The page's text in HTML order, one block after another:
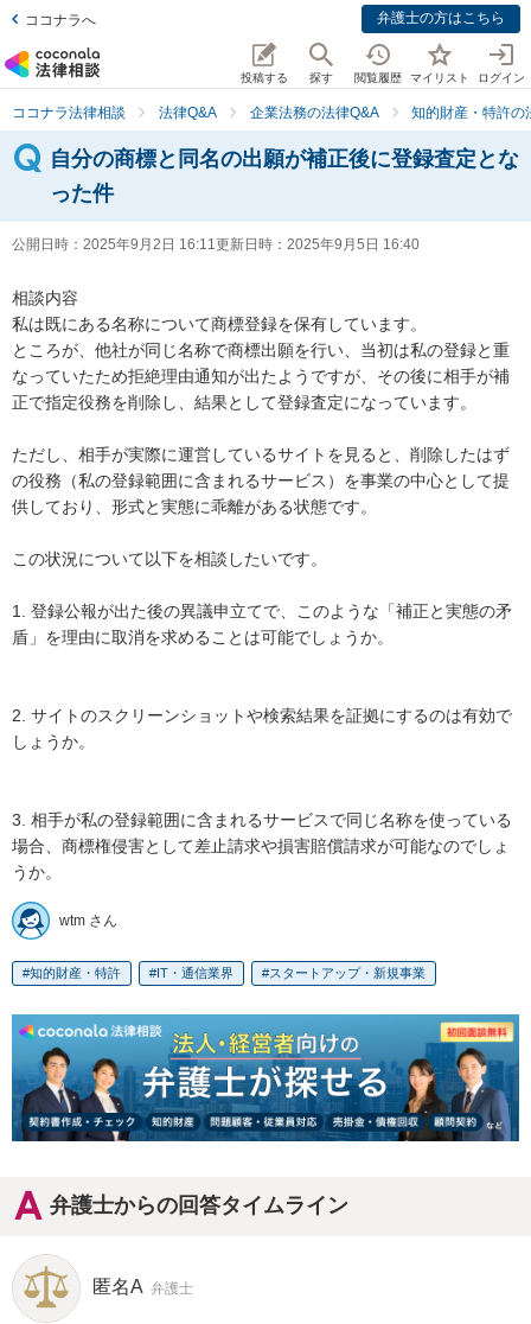
ココナラへ 弁護士の方はこちら
投稿する 探す 閲覧履歴 マイリスト ログイン
ココナラ法律相談 法律Q&A 企業法務の法律Q&A 知的財産・特許の
自分の商標と同名の出願が補正後に登録査定とな
った件
公開日時： 2025年9月2日 16:11更新日時： 2025年9月5日 16:40
相談内容
私は既にある名称について商標登録を保有しています。
ところが、他社が同じ名称で商標出願を行い、当初は私の登録と重
なっていたため拒絶理由通知が出たようですが、その後に相手が補
正で指定役務を削除し、結果として登録査定になっています。
ただし、相手が実際に運営しているサイトを見ると、削除したはず
の役務（私の登録範囲に含まれるサービス）を事業の中心として提
供しており、形式と実態に乖離がある状態です。
この状況について以下を相談したいです。
1. 登録公報が出た後の異議申立てで、このような「補正と実態の矛
盾」を理由に取消を求めることは可能でしょうか。
2. サイトのスクリーンショットや検索結果を証拠にするのは有効で
しょうか。
3. 相手が私の登録範囲に含まれるサービスで同じ名称を使っている
場合、商標権侵害として差止請求や損害賠償請求が可能なのでしょ
うか。
wtm さん
知的財産・特許 IT・通信業界 スタートアップ・新規事業
弁護士からの回答タイムライン
匿名A 弁護士